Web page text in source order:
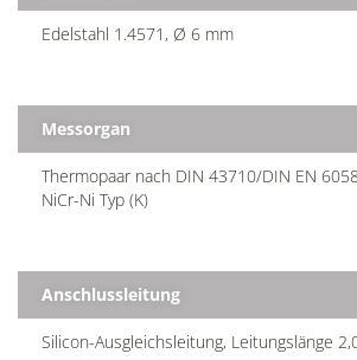
Edelstahl 1.4571, Ø 6 mm
Messorgan
Thermopaar nach DIN 43710/DIN EN
NiCr-Ni Typ (K)
Anschlussleitung
Silicon-Ausgleichsleitung, Leitungslänge